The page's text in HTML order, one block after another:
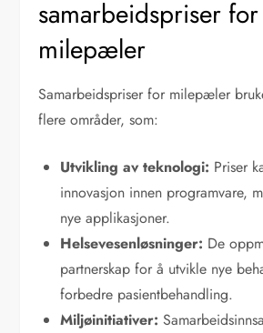
samarbeidspriser for
milepæler
Samarbeidspriser for milepæler
flere områder, som:
Utvikling av teknologi: Priser
innovasjon innen programvare,
nye applikasjoner.
Helsevesenløsninger: De
partnerskap for å utvikle nye
forbedre pasientbehandling.
Miljøinitiativer: